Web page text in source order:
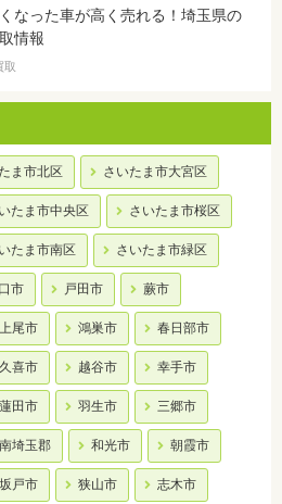
なった車が高く売れる！埼玉県の
情報
取
ま市北区 さいたま市大宮区
たま市中央区 さいたま市桜区
たま市南区 さいたま市緑区
市 戸田市 蕨市
上尾市 鴻巣市 春日部市
久喜市 越谷市 幸手市
蓮田市 羽生市 三郷市
南埼玉郡 和光市 朝霞市
坂戸市 狭山市 志木市